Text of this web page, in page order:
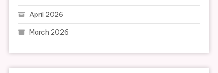
April 2026
March 2026